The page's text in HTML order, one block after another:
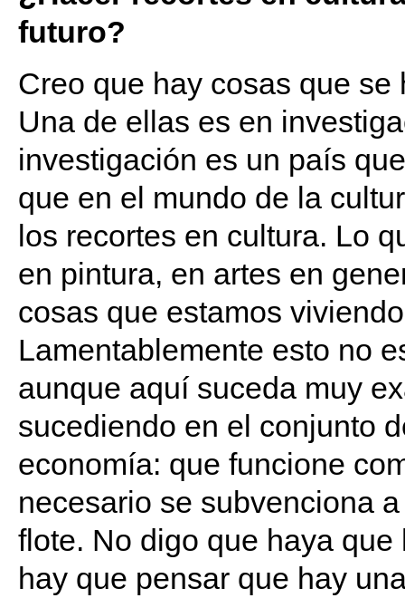
futuro?
Creo que hay cosas que
Una de ellas es en
investigación es un país
que en el mundo de la
los recortes en cultura. Lo
en pintura, en artes en
cosas que estamos
Lamentablemente esto no
aunque aquí suceda muy
sucediendo en el conjunto
economía: que funcione
necesario se subvenciona
flote. No digo que haya
hay que pensar que hay